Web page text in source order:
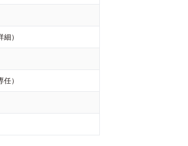
）
）